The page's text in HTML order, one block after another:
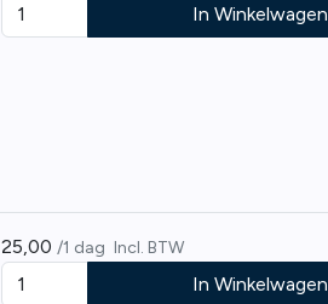
In Winkelwagen
25,00 /1 dag Incl. BTW
In Winkelwagen